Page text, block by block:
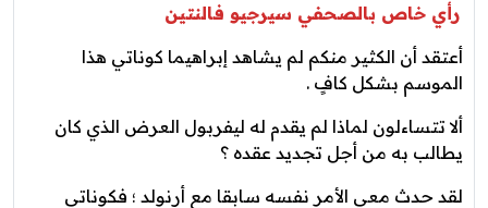
رأي خاص بالصحفي سيرجيو فالنتين
أعتقد أن الكثير منكم لم يشاهد إبراهيما كوناتي هذا
الموسم بشكل كافٍ .
ألا تتساءلون لماذا لم يقدم له ليفربول العرض الذي كان
يطالب به من أجل تجديد عقده ؟
لقد حدث معي الأمر نفسه سابقا مع أرنولد ؛ فكوناتي